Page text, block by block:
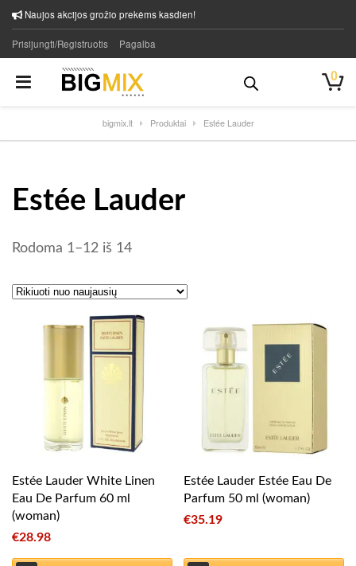
Naujos akcijos grožio prekėms kasdien!
Prisijungti/Registruotis Pagalba
0
bigmix.lt Produktai Estée Lauder
Estée Lauder
Rodoma 1–12 iš 14Rūšiuojama pagal naujausią
Estée Lauder White Linen
Eau De Parfum 60 ml
(woman)
€28.98
Estée Lauder Estée Eau De
Parfum 50 ml (woman)
€35.19